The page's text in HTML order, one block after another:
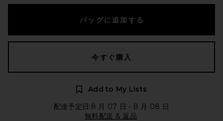
バッグに追加する
今すぐ購入
Add to My Lists
配達予定日:8 月 07 日 - 8 月 08 日
無料配送 & 返品